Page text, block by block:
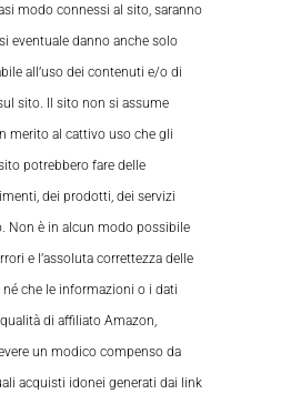
modo connessi al sito, saranno
eventuale danno anche solo
all’uso dei contenuti e/o di
sito. Il sito non si assume
merito al cattivo uso che gli
potrebbero fare delle
dei prodotti, dei servizi
Non è in alcun modo possibile
e l’assoluta correttezza delle
che le informazioni o i dati
di affiliato Amazon,
un modico compenso da
acquisti idonei generati dai link